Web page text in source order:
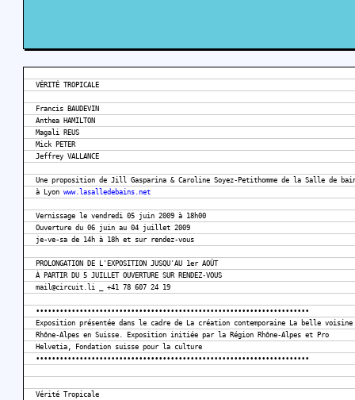
VÉRITÉ TROPICALE
Francis BAUDEVIN
Anthea HAMILTON
Magali REUS
Mick PETER
Jeffrey VALLANCE
Une proposition de Jill Gasparina & Caroline Soyez-Petithomme de la Salle de
à Lyon www.lasalledebains.net
Vernissage le vendredi 05 juin 2009 à 18h00
Ouverture du 06 juin au 04 juillet 2009
je-ve-sa de 14h à 18h et sur rendez-vous
PROLONGATION DE L'EXPOSITION JUSQU'AU 1er AOÛT
À PARTIR DU 5 JUILLET OUVERTURE SUR RENDEZ-VOUS
mail@circuit.li _ +41 78 607 24 19
•••••••••••••••••••••••••••••••••••••••••••••••••••••••••••••••••••••
Exposition présentée dans le cadre de La création contemporaine La belle voisine
Rhône-Alpes en Suisse. Exposition initiée par la Région Rhône-Alpes et Pro
Helvetia, Fondation suisse pour la culture
•••••••••••••••••••••••••••••••••••••••••••••••••••••••••••••••••••••
Vérité Tropicale